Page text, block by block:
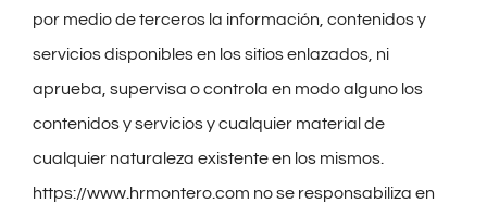
por medio de terceros la información, contenidos y
servicios disponibles en los sitios enlazados, ni
aprueba, supervisa o controla en modo alguno los
contenidos y servicios y cualquier material de
cualquier naturaleza existente en los mismos.
https://www.hrmontero.com no se responsabiliza en